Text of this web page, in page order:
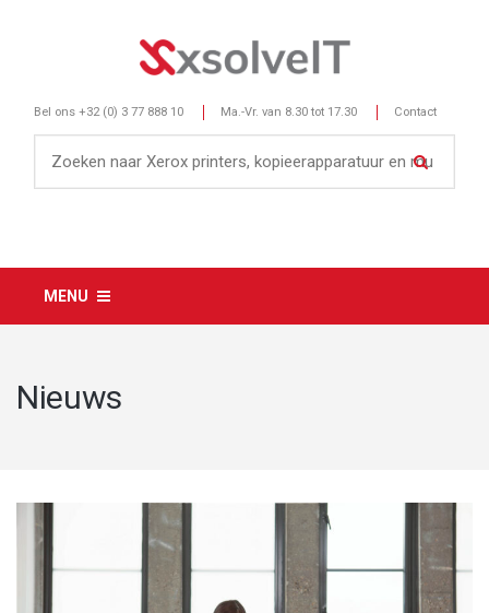
Bel ons +32 (0) 3 77 888 10 Ma.-Vr. van 8.30 tot 17.30 Contact
MENU
Nieuws